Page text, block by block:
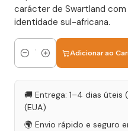
carácter de Swartland
identidade sul-africana.
Quantidade
Adicionar ao
🚚 Entrega: 1–4 dias úteis
(EUA)
🌍 Envio rápido e seguro